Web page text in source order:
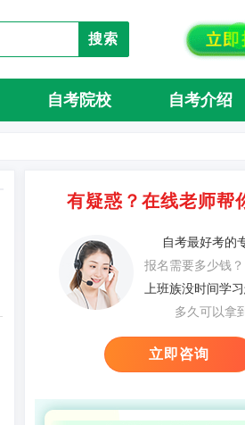
搜索
自考院校 自考介绍
有疑惑？在线老师帮
自考最好考的
报名需要多少钱？
上班族没时间学
多久可以拿
立即咨询